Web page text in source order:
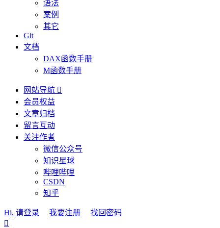
语法
案例
其它
Git
文档
DAX函数手册
M函数手册
网站导航 
会员权益
文章归档
留言互动
关注作者
微信公众号
知识星球
哔哩哔哩
CSDN
知乎
Hi, 请登录 我要注册
找回密码
